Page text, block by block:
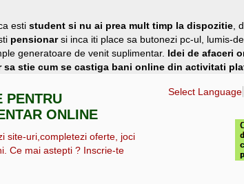
esti student si nu ai prea mult timp la dispozitie ,
pensionarsi inca iti place sa butonezi pc-ul, lumis-
generatoare de venit suplimentar. Idei de afaceri
stie cum se castiga bani online din activitati
PENTRU
ONLINE
site-uri,completezi oferte, joci
Ce mai astepti ? Inscrie-te
Select Language